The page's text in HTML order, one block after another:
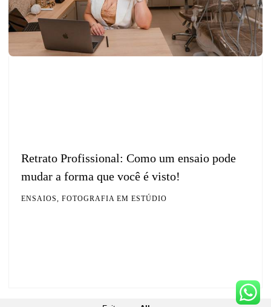
Retrato Profissional: Como um ensaio pode
mudar a forma que você é visto!
ENSAIOS, FOTOGRAFIA EM ESTÚDIO